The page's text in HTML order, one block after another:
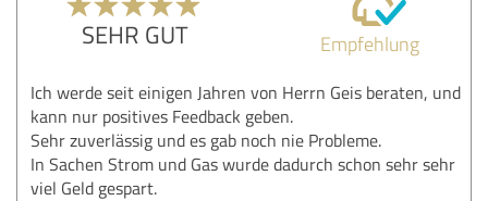
SEHR GUT Empfehlung
Ich werde seit einigen Jahren von Herrn Geis beraten, und
kann nur positives Feedback geben.
Sehr zuverlässig und es gab noch nie Probleme.
In Sachen Strom und Gas wurde dadurch schon sehr sehr
viel Geld gespart.